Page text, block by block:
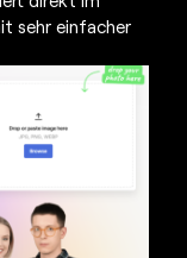
sehr einfacher